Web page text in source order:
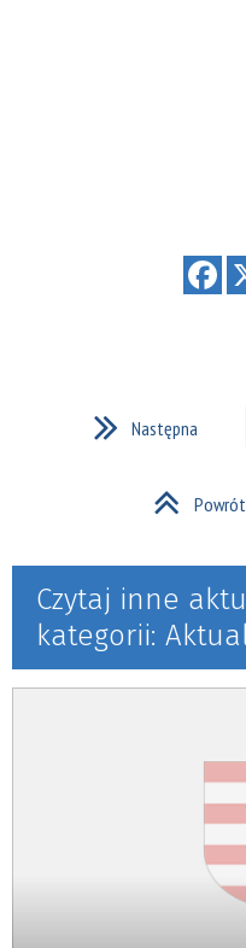
Następna
Powrót
Czytaj inne
kategorii: